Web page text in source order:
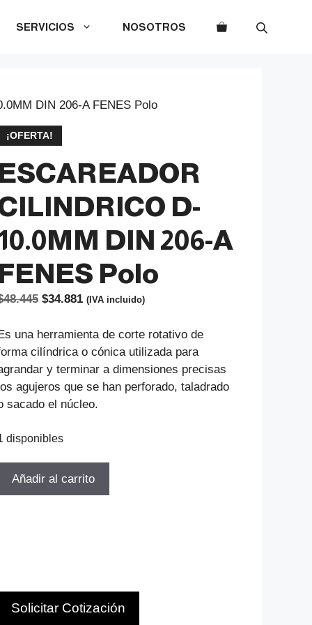
SERVICIOS NOSOTROS
DIN 206-A FENES Polo
¡OFERTA!
ESCAREADOR
D-
DIN 206-A
FENES Polo
48.445 El
original
era:
$48.445.
$34.881El
actual
es:
$34.881.
(IVA incluido)
una herramienta de corte rotativo de
cilíndrica o cónica utilizada para
y terminar a dimensiones precisas
agujeros que se han perforado, taladrado
sacado el núcleo.
disponibles
Polo
Añadir al carrito
Solicitar Cotización